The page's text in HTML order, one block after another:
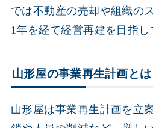
では不動産の売却や組織の
1年を経て経営再建を目指し
山形屋の事業再生計画とは
山形屋は事業再生計画を立